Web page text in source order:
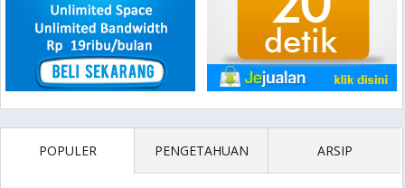
POPULER PENGETAHUAN ARSIP